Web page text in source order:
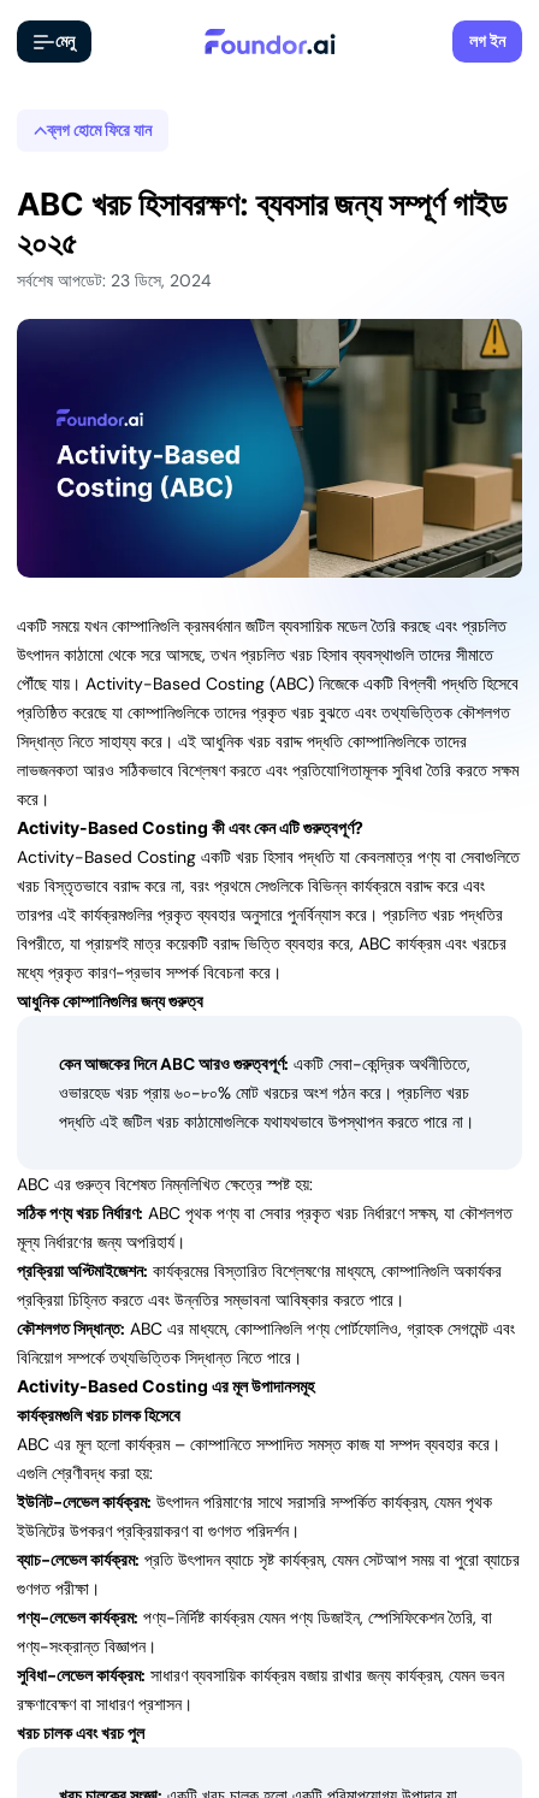
মেনু লগ ইন
ব্লগ হোমে ফিরে যান
ABC খরচ হিসাবরক্ষণ: ব্যবসার জন্য সম্পূর্ণ গাইড
২০২৫
সর্বশেষ আপডেট: 23 ডিসে, 2024
একটি সময়ে যখন কোম্পানিগুলি ক্রমবর্ধমান জটিল ব্যবসায়িক মডেল তৈরি করছে এবং প্রচলিত
উৎপাদন কাঠামো থেকে সরে আসছে, তখন প্রচলিত খরচ হিসাব ব্যবস্থাগুলি তাদের সীমাতে
পৌঁছে যায়। Activity-Based Costing (ABC) নিজেকে একটি বিপ্লবী পদ্ধতি হিসেবে
প্রতিষ্ঠিত করেছে যা কোম্পানিগুলিকে তাদের প্রকৃত খরচ বুঝতে এবং তথ্যভিত্তিক কৌশলগত
সিদ্ধান্ত নিতে সাহায্য করে। এই আধুনিক খরচ বরাদ্দ পদ্ধতি কোম্পানিগুলিকে তাদের
লাভজনকতা আরও সঠিকভাবে বিশ্লেষণ করতে এবং প্রতিযোগিতামূলক সুবিধা তৈরি করতে সক্ষম
করে।
Activity-Based Costing কী এবং কেন এটি গুরুত্বপূর্ণ?
Activity-Based Costing একটি খরচ হিসাব পদ্ধতি যা কেবলমাত্র পণ্য বা সেবাগুলিতে
খরচ বিস্তৃতভাবে বরাদ্দ করে না, বরং প্রথমে সেগুলিকে বিভিন্ন কার্যক্রমে বরাদ্দ করে এবং
তারপর এই কার্যক্রমগুলির প্রকৃত ব্যবহার অনুসারে পুনর্বিন্যাস করে। প্রচলিত খরচ পদ্ধতির
বিপরীতে, যা প্রায়শই মাত্র কয়েকটি বরাদ্দ ভিত্তি ব্যবহার করে, ABC কার্যক্রম এবং খরচের
মধ্যে প্রকৃত কারণ-প্রভাব সম্পর্ক বিবেচনা করে।
আধুনিক কোম্পানিগুলির জন্য গুরুত্ব
কেন আজকের দিনে ABC আরও গুরুত্বপূর্ণ: একটি সেবা-কেন্দ্রিক অর্থনীতিতে,
ওভারহেড খরচ প্রায় ৬০-৮০% মোট খরচের অংশ গঠন করে। প্রচলিত খরচ
পদ্ধতি এই জটিল খরচ কাঠামোগুলিকে যথাযথভাবে উপস্থাপন করতে পারে না।
ABC এর গুরুত্ব বিশেষত নিম্নলিখিত ক্ষেত্রে স্পষ্ট হয়:
সঠিক পণ্য খরচ নির্ধারণ: ABC পৃথক পণ্য বা সেবার প্রকৃত খরচ নির্ধারণে সক্ষম, যা কৌশলগত
মূল্য নির্ধারণের জন্য অপরিহার্য।
প্রক্রিয়া অপ্টিমাইজেশন: কার্যক্রমের বিস্তারিত বিশ্লেষণের মাধ্যমে, কোম্পানিগুলি অকার্যকর
প্রক্রিয়া চিহ্নিত করতে এবং উন্নতির সম্ভাবনা আবিষ্কার করতে পারে।
কৌশলগত সিদ্ধান্ত: ABC এর মাধ্যমে, কোম্পানিগুলি পণ্য পোর্টফোলিও, গ্রাহক সেগমেন্ট এবং
বিনিয়োগ সম্পর্কে তথ্যভিত্তিক সিদ্ধান্ত নিতে পারে।
Activity-Based Costing এর মূল উপাদানসমূহ
কার্যক্রমগুলি খরচ চালক হিসেবে
ABC এর মূল হলো কার্যক্রম – কোম্পানিতে সম্পাদিত সমস্ত কাজ যা সম্পদ ব্যবহার করে।
এগুলি শ্রেণীবদ্ধ করা হয়:
ইউনিট-লেভেল কার্যক্রম: উৎপাদন পরিমাণের সাথে সরাসরি সম্পর্কিত কার্যক্রম, যেমন পৃথক
ইউনিটের উপকরণ প্রক্রিয়াকরণ বা গুণগত পরিদর্শন।
ব্যাচ-লেভেল কার্যক্রম: প্রতি উৎপাদন ব্যাচে সৃষ্ট কার্যক্রম, যেমন সেটআপ সময় বা পুরো ব্যাচের
গুণগত পরীক্ষা।
পণ্য-লেভেল কার্যক্রম: পণ্য-নির্দিষ্ট কার্যক্রম যেমন পণ্য ডিজাইন, স্পেসিফিকেশন তৈরি, বা
পণ্য-সংক্রান্ত বিজ্ঞাপন।
সুবিধা-লেভেল কার্যক্রম: সাধারণ ব্যবসায়িক কার্যক্রম বজায় রাখার জন্য কার্যক্রম, যেমন ভবন
রক্ষণাবেক্ষণ বা সাধারণ প্রশাসন।
খরচ চালক এবং খরচ পুল